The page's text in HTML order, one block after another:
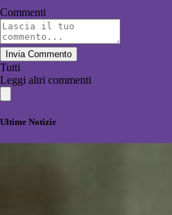
Commenti
Invia Commento
Tutti
Leggi altri commenti
Ultime Notizie